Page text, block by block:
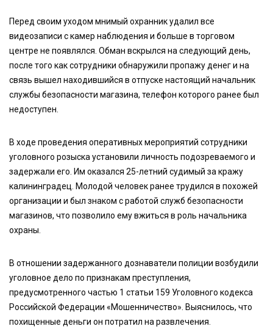
Перед своим уходом мнимый охранник удалил все
видеозаписи с камер наблюдения и больше в торговом
центре не появлялся. Обман вскрылся на следующий день,
после того как сотрудники обнаружили пропажу денег и на
связь вышел находившийся в отпуске настоящий начальник
службы безопасности магазина, телефон которого ранее был
недоступен.
В ходе проведения оперативных мероприятий сотрудники
уголовного розыска установили личность подозреваемого и
задержали его. Им оказался 25-летний судимый за кражу
калининградец. Молодой человек ранее трудился в похожей
организации и был знаком с работой служб безопасности
магазинов, что позволило ему вжиться в роль начальника
охраны.
В отношении задержанного дознаватели полиции возбудили
уголовное дело по признакам преступления,
предусмотренного частью 1 статьи 159 Уголовного кодекса
Российской Федерации «Мошенничество». Выяснилось, что
похищенные деньги он потратил на развлечения.